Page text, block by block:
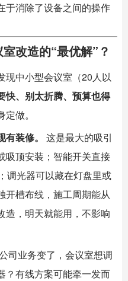
于消除了设备之间的操作
改造的“最优解”？
现中小型会议室（20人以
快、别太折腾、预算也得
做。
装修。
​ 这是最大的吸引
顶安装； 智能开关直接
调光器可以藏在灯盘里或
开槽布线，施工周期能从
造，明天就能用，不影响
司业务变了，会议室想调
？有线方案可能牵一发而